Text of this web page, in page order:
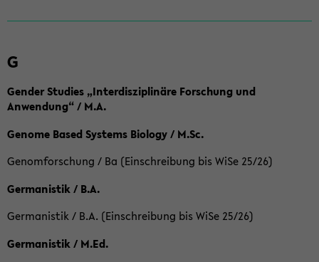
G
Gender Studies „Interdisziplinäre Forschung und
Anwendung“ / M.A.
Genome Based Systems Biology / M.Sc.
Genomforschung / Ba (Einschreibung bis WiSe 25/26)
Germanistik / B.A.
Germanistik / B.A. (Einschreibung bis WiSe 25/26)
Germanistik / M.Ed.